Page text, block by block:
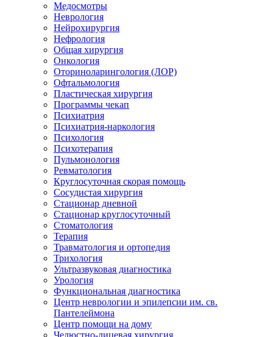
Медосмотры
Неврология
Нейрохирургия
Нефрология
Общая хирургия
Онкология
Оториноларингология (ЛОР)
Офтальмология
Пластическая хирургия
Программы чекап
Психиатрия
Психиатрия-наркология
Психология
Психотерапия
Пульмонология
Ревматология
Круглосуточная скорая помощь
Сосудистая хирургия
Стационар дневной
Стационар круглосуточный
Стоматология
Терапия
Травматология и ортопедия
Трихология
Ультразвуковая диагностика
Урология
Функциональная диагностика
Центр неврологии и эпилепсии им. св.
Пантелеймона
Центр помощи на дому
Челюстно-лицевая хирургия